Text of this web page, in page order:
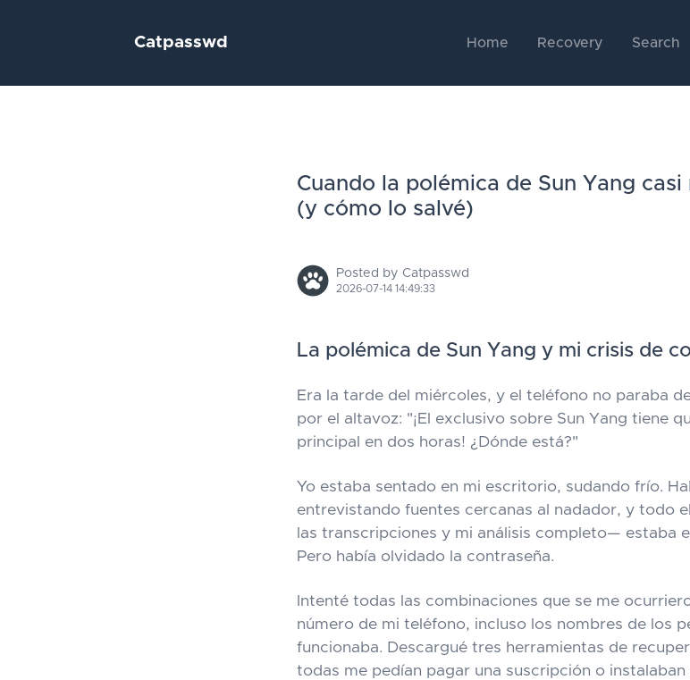
Catpasswd Home Recovery Search
Cuando la polémica de Sun Yang
(y cómo lo salvé)
Posted by Catpasswd
2026-07-14 14:49:33
La polémica de Sun Yang y mi crisis de
Era la tarde del miércoles, y el teléfono no paraba
por el altavoz: "¡El exclusivo sobre Sun Yang tiene
principal en dos horas! ¿Dónde está?"
Yo estaba sentado en mi escritorio, sudando frío.
entrevistando fuentes cercanas al nadador, y todo
las transcripciones y mi análisis completo— estaba
Pero había olvidado la contraseña.
Intenté todas las combinaciones que se me
número de mi teléfono, incluso los nombres de los
funcionaba. Descargué tres herramientas de
todas me pedían pagar una suscripción o